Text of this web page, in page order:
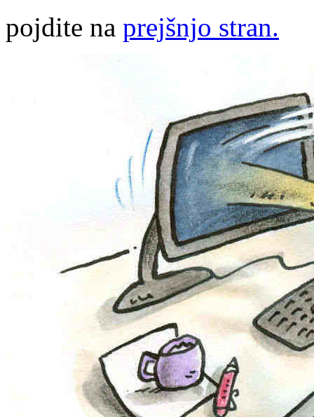
pojdite na prejšnjo stran.